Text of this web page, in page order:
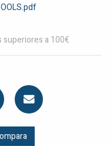
superiores a 100€